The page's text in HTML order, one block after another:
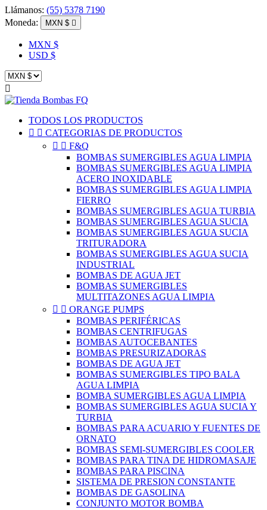
Llámanos: (55) 5378 7190
Moneda:
MXN $ 
MXN $
USD $

TODOS LOS PRODUCTOS
  CATEGORIAS DE PRODUCTOS
  F&Q
BOMBAS SUMERGIBLES AGUA LIMPIA
BOMBAS SUMERGIBLES AGUA LIMPIA
ACERO INOXIDABLE
BOMBAS SUMERGIBLES AGUA LIMPIA
FIERRO
BOMBAS SUMERGIBLES AGUA TURBIA
BOMBAS SUMERGIBLES AGUA SUCIA
BOMBAS SUMERGIBLES AGUA SUCIA
TRITURADORA
BOMBAS SUMERGIBLES AGUA SUCIA
INDUSTRIAL
BOMBAS DE AGUA JET
BOMBAS SUMERGIBLES
MULTITAZONES AGUA LIMPIA
  ORANGE PUMPS
BOMBAS PERIFÉRICAS
BOMBAS CENTRIFUGAS
BOMBAS AUTOCEBANTES
BOMBAS PRESURIZADORAS
BOMBAS DE AGUA JET
BOMBAS SUMERGIBLES TIPO BALA
AGUA LIMPIA
BOMBA SUMERGIBLES AGUA LIMPIA
BOMBAS SUMERGIBLES AGUA SUCIA Y
TURBIA
BOMBAS PARA ACUARIO Y FUENTES DE
ORNATO
BOMBAS SEMI-SUMERGIBLES COOLER
BOMBAS PARA TINA DE HIDROMASAJE
BOMBAS PARA PISCINA
SISTEMA DE PRESION CONSTANTE
BOMBAS DE GASOLINA
CONJUNTO MOTOR BOMBA